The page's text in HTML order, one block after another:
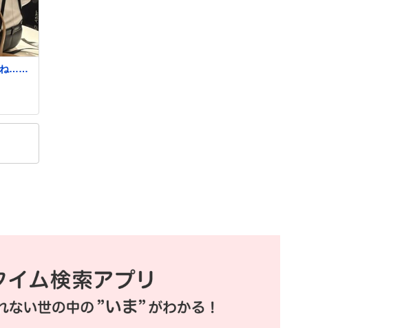
ね…そ